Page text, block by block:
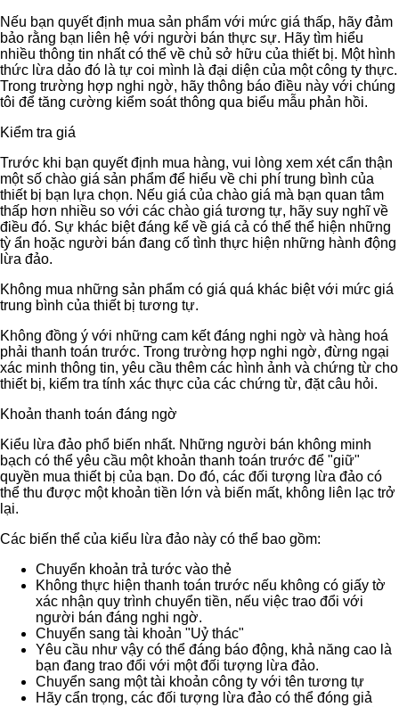
Nếu bạn quyết định mua sản phẩm với mức giá thấp, hãy đảm
bảo rằng bạn liên hệ với người bán thực sự. Hãy tìm hiểu
nhiều thông tin nhất có thể về chủ sở hữu của thiết bị. Một hình
thức lừa dảo đó là tự coi mình là đại diện của một công ty thực.
Trong trường hợp nghi ngờ, hãy thông báo điều này với chúng
tôi để tăng cường kiểm soát thông qua biểu mẫu phản hồi.
Kiểm tra giá
Trước khi bạn quyết định mua hàng, vui lòng xem xét cẩn thận
một số chào giá sản phẩm để hiểu về chi phí trung bình của
thiết bị bạn lựa chọn. Nếu giá của chào giá mà bạn quan tâm
thấp hơn nhiều so với các chào giá tương tự, hãy suy nghĩ về
điều đó. Sự khác biệt đáng kể về giá cả có thể thể hiện những
tỳ ẩn hoặc người bán đang cố tình thực hiện những hành động
lừa đảo.
Không mua những sản phẩm có giá quá khác biệt với mức giá
trung bình của thiết bị tương tự.
Không đồng ý với những cam kết đáng nghi ngờ và hàng hoá
phải thanh toán trước. Trong trường hợp nghi ngờ, đừng ngại
xác minh thông tin, yêu cầu thêm các hình ảnh và chứng từ cho
thiết bị, kiểm tra tính xác thực của các chứng từ, đặt câu hỏi.
Khoản thanh toán đáng ngờ
Kiểu lừa đảo phổ biến nhất. Những người bán không minh
bạch có thể yêu cầu một khoản thanh toán trước để "giữ"
quyền mua thiết bị của bạn. Do đó, các đối tượng lừa đảo có
thể thu được một khoản tiền lớn và biến mất, không liên lạc trở
lại.
Các biến thể của kiểu lừa đảo này có thể bao gồm:
Chuyển khoản trả tước vào thẻ
Không thực hiện thanh toán trước nếu không có giấy tờ
xác nhận quy trình chuyển tiền, nếu việc trao đổi với
người bán đáng nghi ngờ.
Chuyển sang tài khoản "Uỷ thác"
Yêu cầu như vậy có thể đáng báo động, khả năng cao là
bạn đang trao đổi với một đối tượng lừa đảo.
Chuyển sang một tài khoản công ty với tên tương tự
Hãy cẩn trọng, các đối tượng lừa đảo có thể đóng giả